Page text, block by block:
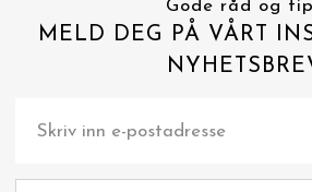
Gode råd og
MELD DEG PÅ VÅRT